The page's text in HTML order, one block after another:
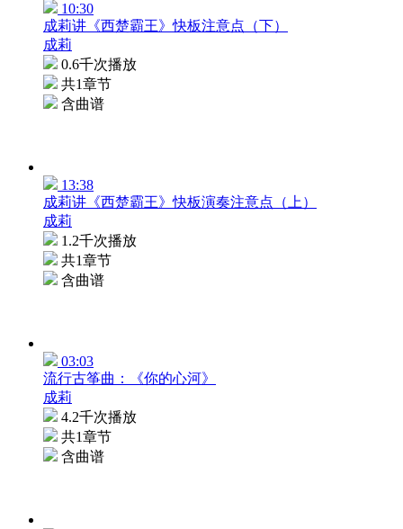
10:30
成莉讲《西楚霸王》快板注意点（下）
成莉
0.6千次播放
共1章节
含曲谱
13:38
成莉讲《西楚霸王》快板演奏注意点（上）
成莉
1.2千次播放
共1章节
含曲谱
03:03
流行古筝曲：《你的心河》
成莉
4.2千次播放
共1章节
含曲谱